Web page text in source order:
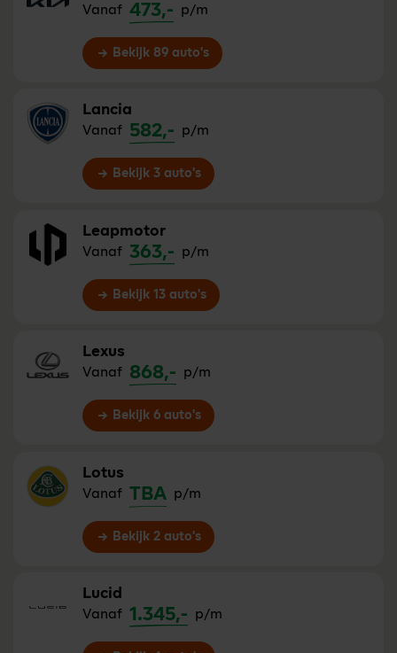
Vanaf 473,- p/m
Bekijk 89 auto's
Lancia
Vanaf 582,- p/m
Bekijk 3 auto's
Leapmotor
Vanaf 363,- p/m
Bekijk 13 auto's
Lexus
Vanaf 868,- p/m
Bekijk 6 auto's
Lotus
Vanaf TBA p/m
Bekijk 2 auto's
Lucid
Vanaf 1.345,- p/m